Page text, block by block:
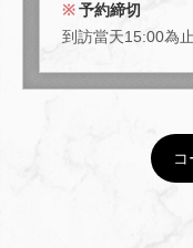
予約締切
到訪當天15:00為止